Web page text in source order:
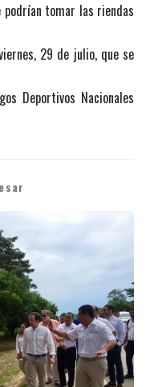
podrían tomar las riendas
29 de julio, que se
Deportivos Nacionales